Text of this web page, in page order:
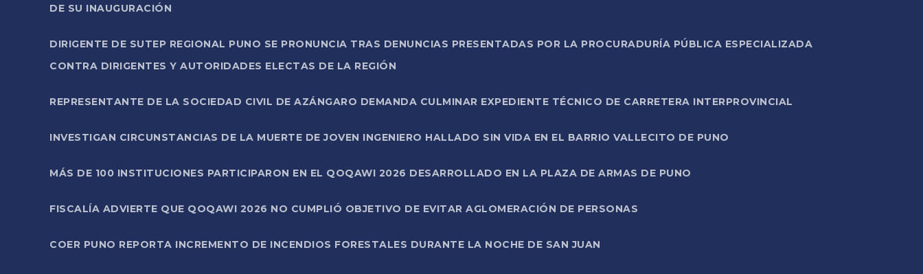
DE SU INAUGURACIÓN
DIRIGENTE DE SUTEP REGIONAL PUNO SE PRONUNCIA TRAS DENUNCIAS PRESENTADAS POR LA PROCURADURÍA PÚBLICA ESPECIALIZADA
CONTRA DIRIGENTES Y AUTORIDADES ELECTAS DE LA REGIÓN
REPRESENTANTE DE LA SOCIEDAD CIVIL DE AZÁNGARO DEMANDA CULMINAR EXPEDIENTE TÉCNICO DE CARRETERA INTERPROVINCIAL
INVESTIGAN CIRCUNSTANCIAS DE LA MUERTE DE JOVEN INGENIERO HALLADO SIN VIDA EN EL BARRIO VALLECITO DE PUNO
MÁS DE 100 INSTITUCIONES PARTICIPARON EN EL QOQAWI 2026 DESARROLLADO EN LA PLAZA DE ARMAS DE PUNO
FISCALÍA ADVIERTE QUE QOQAWI 2026 NO CUMPLIÓ OBJETIVO DE EVITAR AGLOMERACIÓN DE PERSONAS
COER PUNO REPORTA INCREMENTO DE INCENDIOS FORESTALES DURANTE LA NOCHE DE SAN JUAN